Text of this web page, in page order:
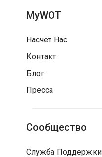
MyWOT
Насчет Нас
Контакт
Блог
Пресса
Сообщество
Служба Поддержки